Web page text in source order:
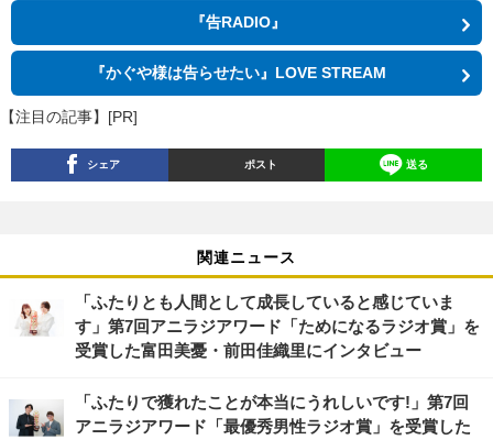
『告RADIO』
『かぐや様は告らせたい』LOVE STREAM
【注目の記事】[PR]
シェア ポスト 送る
関連ニュース
「ふたりとも人間として成長していると感じていま
す」第7回アニラジアワード「ためになるラジオ賞」を
受賞した富田美憂・前田佳織里にインタビュー
「ふたりで獲れたことが本当にうれしいです!」第7回
アニラジアワード「最優秀男性ラジオ賞」を受賞した